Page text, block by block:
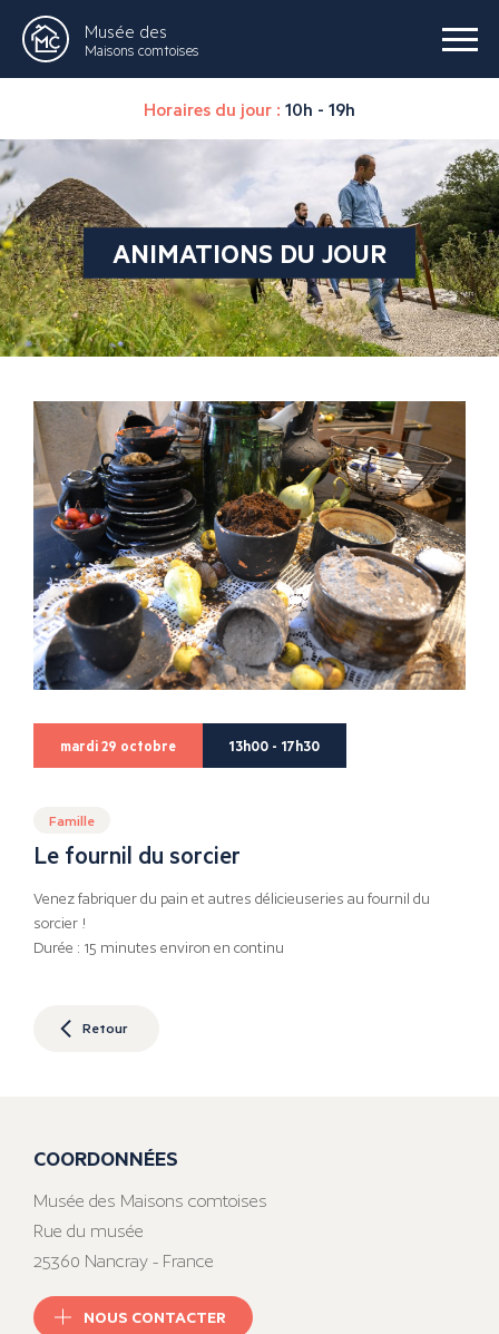
Musée des
Maisons comtoises
Horaires du jour : 10h - 19h
ANIMATIONS DU JOUR
mardi 29 octobre 13h00 - 17h30
Famille
Le fournil du sorcier
Venez fabriquer du pain et autres délicieuseries au fournil du
sorcier !
Durée : 15 minutes environ en continu
Retour
COORDONNÉES
Musée des Maisons comtoises
Rue du musée
25360 Nancray - France
NOUS CONTACTER